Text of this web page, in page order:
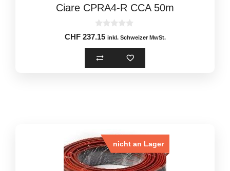
Ciare CPRA4-R CCA 50m
0
o
u
t
o
f
CHF237.15 inkl. Schweizer MwSt.
nicht an Lager